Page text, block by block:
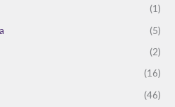
(1)
(5)
(2)
(16)
(46)